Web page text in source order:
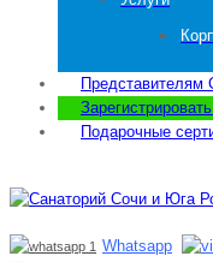
Подарочные
Whatsapp